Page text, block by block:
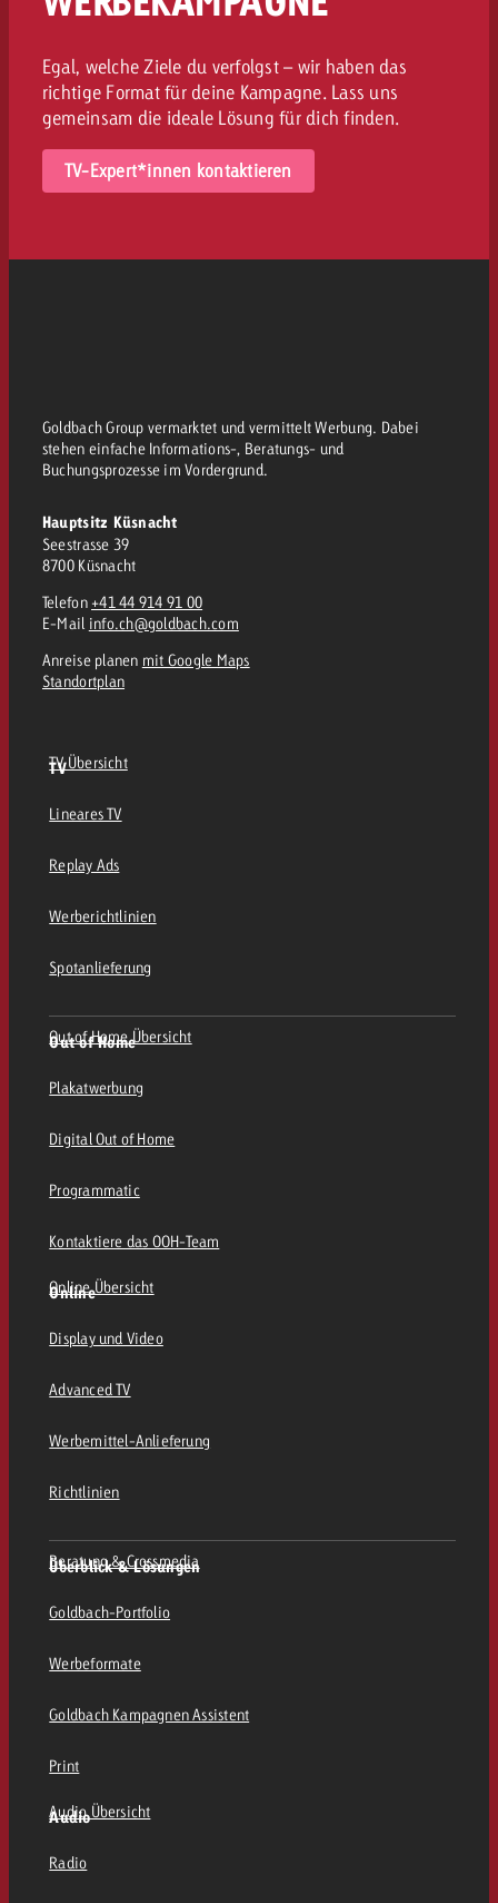
Egal, welche Ziele du verfolgst – wir haben das
richtige Format für deine Kampagne. Lass uns
gemeinsam die ideale Lösung für dich finden.
TV-Expert*innen kontaktieren
Goldbach Group vermarktet und vermittelt Werbung. Dabei
stehen einfache Informations-, Beratungs- und
Buchungsprozesse im Vordergrund.
Hauptsitz Küsnacht
Seestrasse 39
8700 Küsnacht
Telefon +41 44 914 91 00
E-Mail info.ch@goldbach.com
Anreise planen mit Google Maps
Standortplan
TV
TV Übersicht
Lineares TV
Replay Ads
Werberichtlinien
Spotanlieferung
Out of Home
Out of Home Übersicht
Plakatwerbung
Digital Out of Home
Programmatic
Kontaktiere das OOH-Team
Online
Online Übersicht
Display und Video
Advanced TV
Werbemittel-Anlieferung
Richtlinien
Überblick & Lösungen
Beratung & Crossmedia
Goldbach-Portfolio
Werbeformate
Goldbach Kampagnen Assistent
Print
Audio
Audio Übersicht
Radio